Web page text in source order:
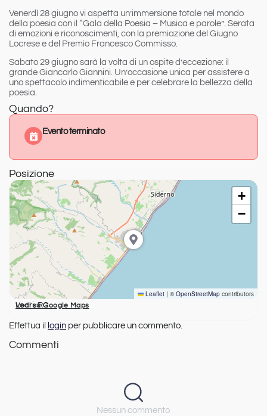
Venerdì 28 giugno vi aspetta un’immersione totale nel mondo
della poesia con il “Gala della Poesia – Musica e parole”. Serata
di emozioni e riconoscimenti, con la premiazione del Giugno
Locrese e del Premio Francesco Commisso.
Sabato 29 giugno sarà la volta di un ospite d’eccezione: il
grande Giancarlo Giannini. Un’occasione unica per assistere a
uno spettacolo indimenticabile e per celebrare la bellezza della
poesia.
Quando?
Evento terminato
Posizione
+
−
Leaflet | © OpenStreetMap contributors
Locri, RC
Vedi su Google Maps
Effettua il login per pubblicare un commento.
Commenti
Nessun commento